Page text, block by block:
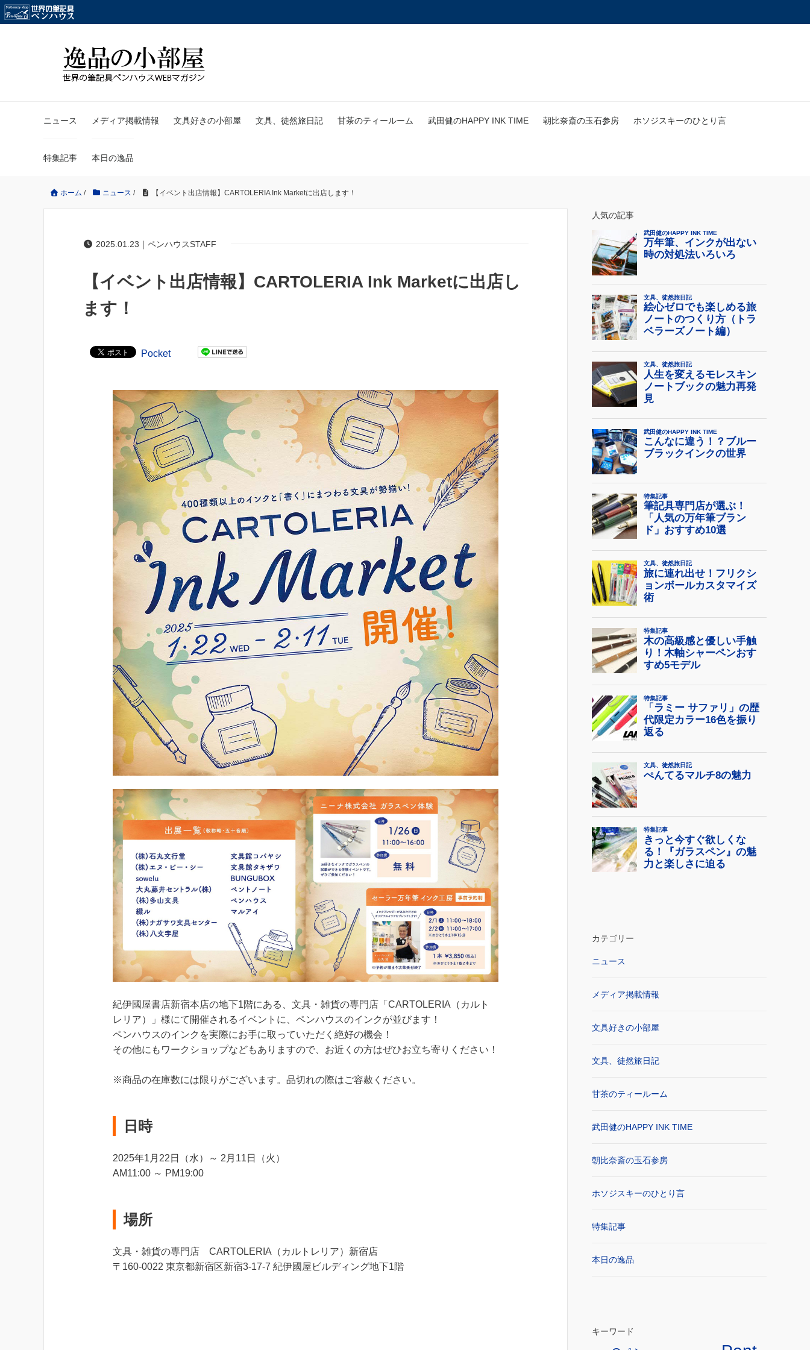
ニュース メディア掲載情報 文具好きの小部屋 文具、徒然旅日記 甘茶のティールーム 武田健のHAPPY INK TIME 朝比奈斎の玉石参房 ホソジスキーのひとり言
特集記事 本日の逸品
ホーム / ニュース / 【イベント出店情報】CARTOLERIA Ink Marketに出店します！
2025.01.23｜ペンハウスSTAFF
【イベント出店情報】CARTOLERIA Ink Marketに出店し
ます！
Pocket
紀伊國屋書店新宿本店の地下1階にある、文具・雑貨の専門店「CARTOLERIA（カルト
レリア）」様にて開催されるイベントに、ペンハウスのインクが並びます！
ペンハウスのインクを実際にお手に取っていただく絶好の機会！
その他にもワークショップなどもありますので、お近くの方はぜひお立ち寄りください！
※商品の在庫数には限りがございます。品切れの際はご容赦ください。
日時
2025年1月22日（水）～ 2月11日（火）
AM11:00 ～ PM19:00
場所
文具・雑貨の専門店 CARTOLERIA（カルトレリア）新宿店
〒160-0022 東京都新宿区新宿3-17-7 紀伊國屋ビルディング地下1階
人気の記事
カテゴリー
ニュース
メディア掲載情報
文具好きの小部屋
文具、徒然旅日記
甘茶のティールーム
武田健のHAPPY INK TIME
朝比奈斎の玉石参房
ホソジスキーのひとり言
特集記事
本日の逸品
キーワード